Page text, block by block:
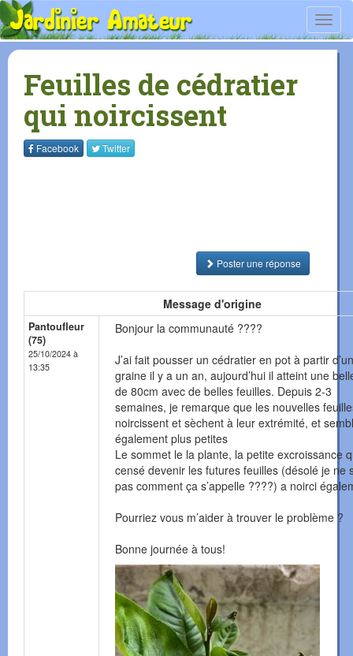
Feuilles de cédratier
qui noircissent
Facebook Twitter
Poster une réponse
Message d'origine
Pantoufleur
(75)
25/10/2024 à
13:35
Bonjour la communauté ????
J’ai fait pousser un cédratier en pot à partir
graine il y a un an, aujourd’hui il atteint une
de 80cm avec de belles feuilles. Depuis 2-3
semaines, je remarque que les nouvelles
noircissent et sèchent à leur extrémité, et
également plus petites
Le sommet le la plante, la petite excroissance
censé devenir les futures feuilles (désolé je ne
pas comment ça s’appelle ????) a noirci
Pourriez vous m’aider à trouver le problème ?
Bonne journée à tous!